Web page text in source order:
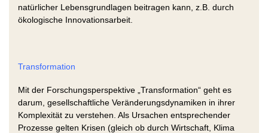
natürlicher Lebensgrundlagen beitragen kann, z.B. durch
ökologische Innovationsarbeit.
Transformation
Mit der Forschungsperspektive „Transformation“ geht es
darum, gesellschaftliche Veränderungsdynamiken in ihrer
Komplexität zu verstehen. Als Ursachen entsprechender
Prozesse gelten Krisen (gleich ob durch Wirtschaft, Klima